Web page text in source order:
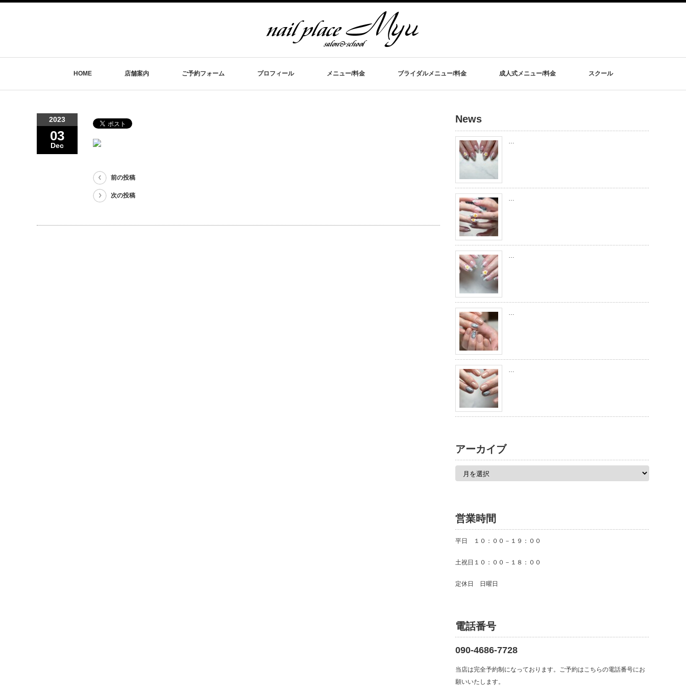
HOME 店舗案内 ご予約フォーム プロフィール メニュー/料金 ブライダルメニュー/料金 成人式メニュー/料金 スクール
2023
03
Dec
前の投稿
次の投稿
News
…
…
…
…
…
アーカイブ
営業時間
平日 １０：００－１９：００
土祝日１０：００－１８：００
定休日 日曜日
電話番号
090-4686-7728
当店は完全予約制になっております。ご予約はこちらの電話番号にお
願いいたします。